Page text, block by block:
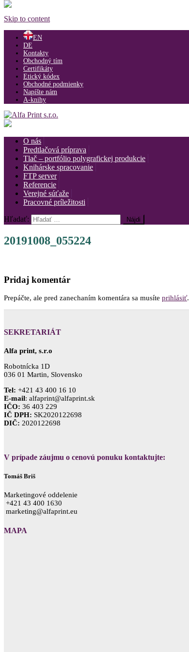
Skip to content
EN
DE
Kontakty
Obchodný tím
Certifikáty
Etický kódex
Obchodné podmienky
Napíšte nám
A-knihy
O nás
Predtlačová príprava
Tlač – portfólio polygrafickej produkcie
Knihárske spracovanie
FTP server
Referencie
Verejné súťaže
Pracovné príležitosti
Hľadať:
20191008_055224
Pridaj komentár
Prepáčte, ale pred zanechaním komentára sa musíte prihlásiť.
SEKRETARIÁT
Alfa print, s.r.o
Robotnícka 1D
036 01 Martin, Slovensko
Tel: +421 43 400 16 10
E-mail: alfaprint@alfaprint.sk
IČO: 36 403 229
IČ DPH: SK2020122698
DIČ: 2020122698
V prípade záujmu o cenovú ponuku kontaktujte:
Tomáš Briš
Marketingové oddelenie
+421 43 400 1630
marketing@alfaprint.eu
MAPA